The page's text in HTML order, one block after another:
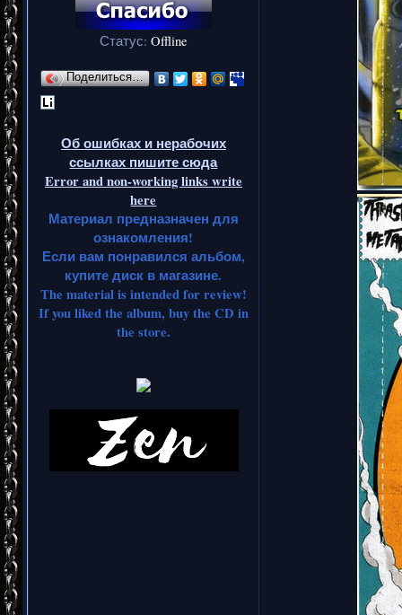
Статус: Offline
Поделиться…
Об ошибках и нерабочих
ссылках пишите сюда
Error and non-working links write
here
Материал предназначен для
ознакомления!
Если вам понравился альбом,
купите диск в магазине.
The material is intended for review!
If you liked the album, buy the CD in
the store.